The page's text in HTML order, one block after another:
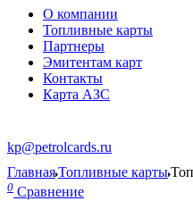
О компании
Топливные карты
Партнеры
Эмитентам карт
Контакты
Карта АЗС
kp@petrolcards.ru
ГлавнаяТопливные карты
0 Сравнение